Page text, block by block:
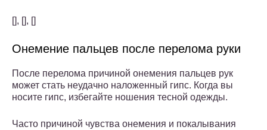
[], [], []
Онемение пальцев после перелома руки
После перелома причиной онемения пальцев рук
может стать неудачно наложенный гипс. Когда вы
носите гипс, избегайте ношения тесной одежды.
Часто причиной чувства онемения и покалывания